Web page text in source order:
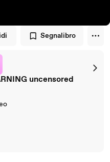
Segnalibro
uncensored